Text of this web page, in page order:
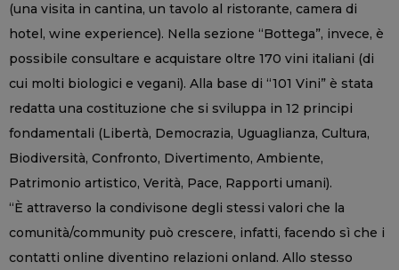
(una visita in cantina, un tavolo al ristorante, camera di
hotel, wine experience). Nella sezione “Bottega”, invece, è
possibile consultare e acquistare oltre 170 vini italiani (di
cui molti biologici e vegani). Alla base di “101 Vini” è stata
redatta una costituzione che si sviluppa in 12 principi
fondamentali (Libertà, Democrazia, Uguaglianza, Cultura,
Biodiversità, Confronto, Divertimento, Ambiente,
Patrimonio artistico, Verità, Pace, Rapporti umani).
“È attraverso la condivisone degli stessi valori che la
comunità/community può crescere, infatti, facendo sì che i
contatti online diventino relazioni onland. Allo stesso